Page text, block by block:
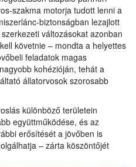
szakma motorja tudott lenni a
biztonságban lezajlott
változásokat azonban
követnie – mondta a helyettes
feladatok magas
kohézióján, tehát a
állatorvosok szorosabb
különböző területein
együttműködése, és az
erősítését a jövőben is
– zárta köszöntőjét